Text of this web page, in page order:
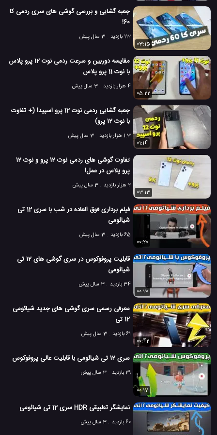
جعبه گشایی و بررسی گوشی های سری ردمی کا
60!
112 بازدید
3 سال پیش
03:15
مقایسه دوربین و سرعت ردمی نوت 12 پرو پلاس
با نوت 11 پرو پلاس
4 هزار بازدید
3 سال پیش
05:22
جعبه گشایی ردمی نوت 12 پرو اسپید! (+ تفاوت
با نوت 12 پرو)
1.3 هزار بازدید
3 سال پیش
01:14
تفاوت گوشی های ردمی نوت 12 پرو و نوت 12
پرو پلاس در عمل!
2 هزار بازدید
3 سال پیش
03:13
فیلم برداری فوق العاده در شب با سری 12 تی
شیائومی
65 بازدید
3 سال پیش
00:20
قابلیت پروفوکوس در سری گوشی های 12 تی
شیائومی
34 بازدید
3 سال پیش
00:20
معرفی رسمی سری گوشی های جدید شیائومی
12 تی
61 بازدید
3 سال پیش
00:42
سری 12 تی شیائومی با قابلیت عالی پروفوکوس
29 بازدید 3 سال پیش
00:17
نمایشگر تطبیقی HDR سری 12 تی شیائومی
60 بازدید 3 سال پیش